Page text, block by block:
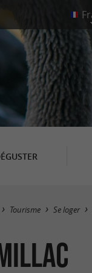
Tourisme Se loger